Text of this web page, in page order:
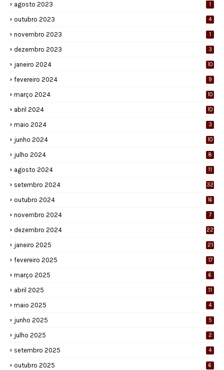
agosto 2023 1
outubro 2023 4
novembro 2023 1
dezembro 2023 3
janeiro 2024 10
fevereiro 2024 9
março 2024 10
abril 2024 10
maio 2024 3
junho 2024 10
julho 2024 8
agosto 2024 11
setembro 2024 32
outubro 2024 16
novembro 2024 7
dezembro 2024 22
janeiro 2025 21
fevereiro 2025 17
março 2025 6
abril 2025 11
maio 2025 4
junho 2025 5
julho 2025 2
setembro 2025 4
outubro 2025 6